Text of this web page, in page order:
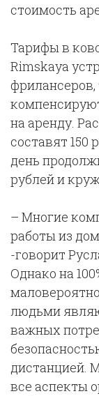
стоимость
Тарифы в
Rimskaya
на аренду.
составят 150
день
рублей и
– Многие
работы из
-говорит
Однако на
людьми
важных
дистанцией.
все аспекты